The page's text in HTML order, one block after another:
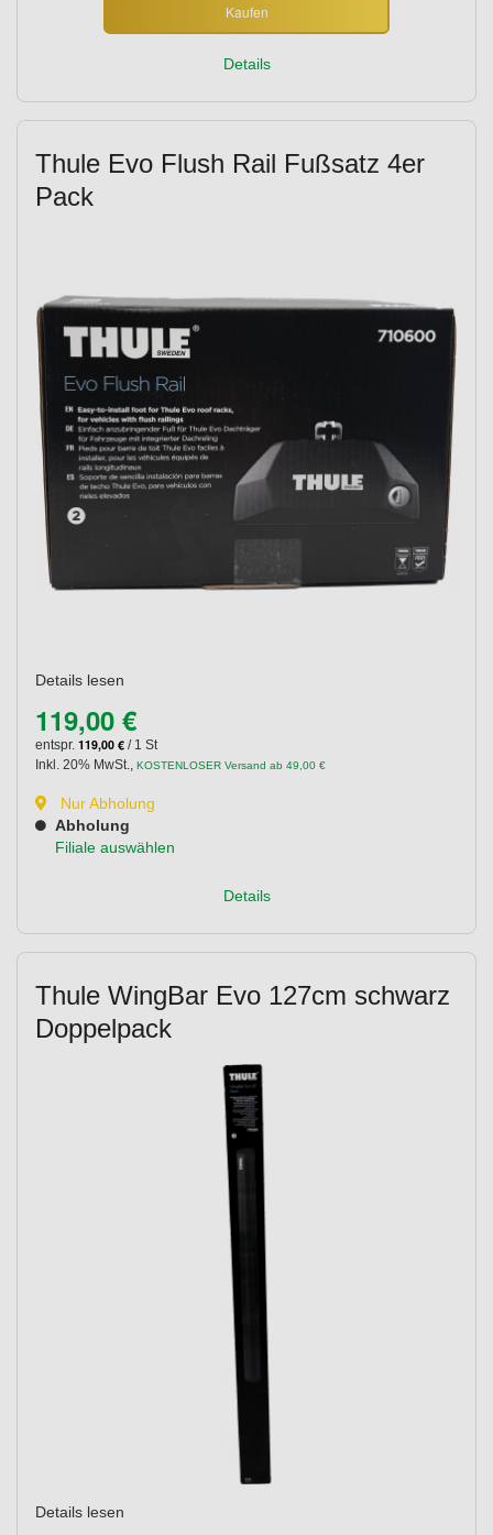
Kaufen
Details
Thule Evo Flush Rail Fußsatz 4er
Pack
Details lesen
119,00 €
entspr. 119,00 € / 1 St
Inkl. 20% MwSt., KOSTENLOSER Versand ab 49,00 €
Nur Abholung
Abholung
Filiale auswählen
Details
Thule WingBar Evo 127cm schwarz
Doppelpack
Details lesen